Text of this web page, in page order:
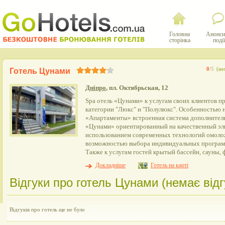
Головна
сторінка
події
0/5
Готель Цунами
Дніпро, пл. Октябрьская, 12
Spa отель «Цунами» к услугам своих клиентов
категории "Люкс" и "Полулюкс". Особенностью
«Апартаменты» встроенная система
«Цунами» ориентированный на качественный
использованием современных технологий
возможностью выбора индивидуальных
Также к услугам гостей крытый бассейн, сауны,
Докладніше
Готель на карті
Відгуки про готель Цунами (немає
Відгуків про готель ще не було